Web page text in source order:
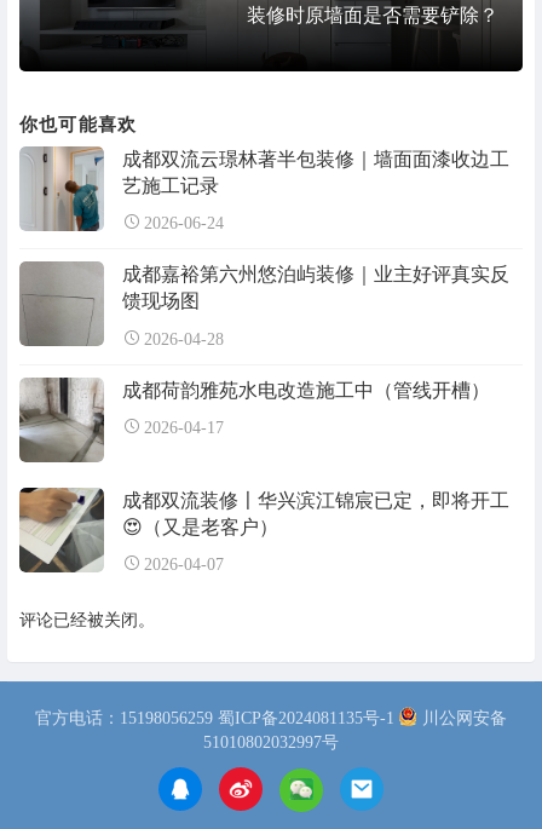
装修时原墙面是否需要铲除？
你也可能喜欢
成都双流云璟林著半包装修｜墙面面漆收边工
艺施工记录
2026-06-24
成都嘉裕第六州悠泊屿装修｜业主好评真实反
馈现场图
2026-04-28
成都荷韵雅苑水电改造施工中（管线开槽）
2026-04-17
成都双流装修〡华兴滨江锦宸已定，即将开工
😍（又是老客户）
2026-04-07
评论已经被关闭。
官方电话：15198056259 蜀ICP备2024081135号-1
川公网安备
51010802032997号